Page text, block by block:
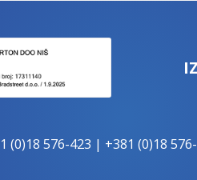
(0)18 576-423 | +381 (0)18